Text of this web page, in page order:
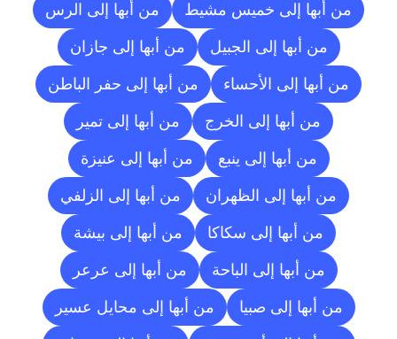
من أبها إلى خميس مشيط من أبها إلى الرس
من أبها إلى الجبيل من أبها إلى جازان
من أبها إلى الأحساء من أبها إلى حفر الباطن
من أبها إلى الخرج من أبها إلى تمير
من أبها إلى ينبع من أبها إلى عنيزة
من أبها إلى الظهران من أبها إلى الزلفي
من أبها إلى سكاكا من أبها إلى بيشة
من أبها إلى الباحة من أبها إلى عرعر
من أبها إلى صبيا من أبها إلى محايل عسير